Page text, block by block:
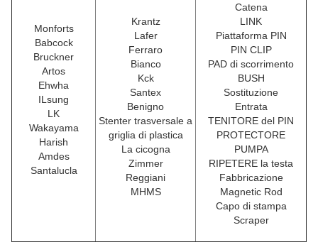
Monforts
Babcock
Bruckner
Artos
Ehwha
ILsung
LK
Wakayama
Harish
Amdes
Santalucla
Krantz
Lafer
Ferraro
Bianco
Kck
Santex
Benigno
Stenter trasversale a
griglia di plastica
La cicogna
Zimmer
Reggiani
MHMS
Catena
LINK
Piattaforma PIN
PIN CLIP
PAD di scorrimento
BUSH
Sostituzione
Entrata
TENITORE del PIN
PROTECTORE
PUMPA
RIPETERE la testa
Fabbricazione
Magnetic Rod
Capo di stampa
Scraper